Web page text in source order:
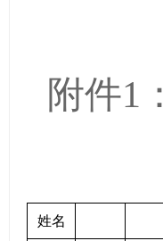
附件1 ：
姓名